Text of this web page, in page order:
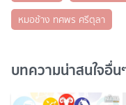
หมอช้าง ทศพร ศรีตุลา
บทความน่าสนใจอื่น